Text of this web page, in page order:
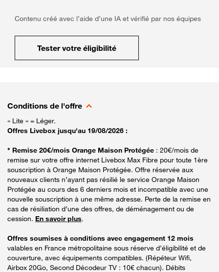
Contenu créé avec l’aide d’une IA et vérifié par nos équipes
Tester votre éligibilité
Conditions de l'offre
« Lite » = Léger.
Offres Livebox jusqu'au 19/08/2026 :
* Remise 20€/mois Orange Maison Protégée : 20€/mois de
remise sur votre offre internet Livebox Max Fibre pour toute 1ère
souscription à Orange Maison Protégée. Offre réservée aux
nouveaux clients n’ayant pas résilié le service Orange Maison
Protégée au cours des 6 derniers mois et incompatible avec une
nouvelle souscription à une même adresse. Perte de la remise en
cas de résiliation d’une des offres, de déménagement ou de
cession. En savoir plus.
Offres soumises à conditions avec engagement 12 mois
valables en France métropolitaine sous réserve d’éligibilité et de
couverture, avec équipements compatibles. (Répéteur Wifi,
Airbox 20Go, Second Décodeur TV : 10€ chacun). Débits